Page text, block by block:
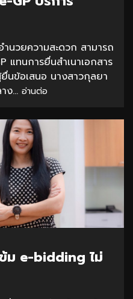
นวยความสะดวก สามารถ
แทนการยื่นสำเนาเอกสาร
ข้อเสนอ นางสาวกุลยา
ง... อ่านต่อ
ม e-bidding ไม่